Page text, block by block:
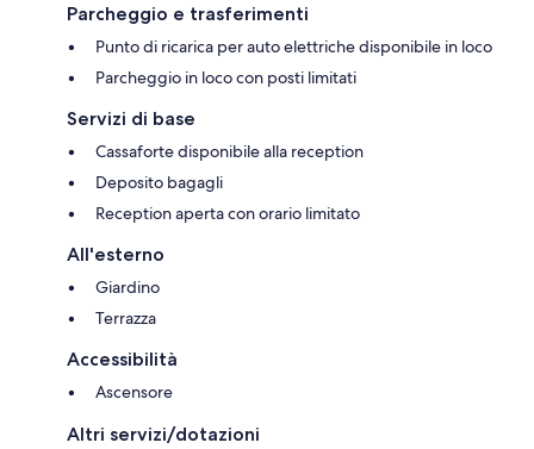
Parcheggio e trasferimenti
Punto di ricarica per auto elettriche disponibile in loco
Parcheggio in loco con posti limitati
Servizi di base
Cassaforte disponibile alla reception
Deposito bagagli
Reception aperta con orario limitato
All'esterno
Giardino
Terrazza
Accessibilità
Ascensore
Altri servizi/dotazioni